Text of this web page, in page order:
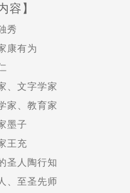
容】
秀
康有为
、文字学家
家、教育家
墨子
王充
圣人陶行知
、至圣先师